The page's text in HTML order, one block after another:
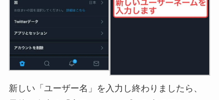
新しい「ユーザー名」を入力し終わりましたら、